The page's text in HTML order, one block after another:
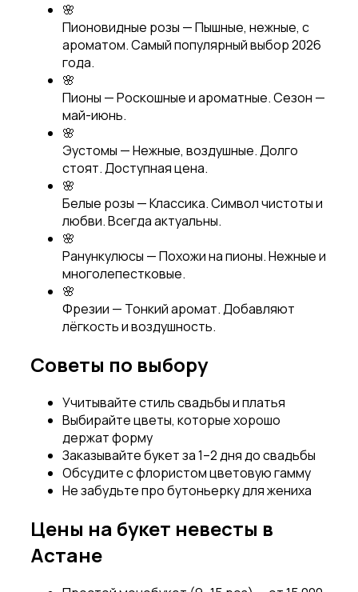
🌸
Пионовидные розы —Пышные, нежные, с
ароматом. Самый популярный выбор 2026
года.
🌸
Пионы —Роскошные и ароматные. Сезон —
май-июнь.
🌸
Эустомы —Нежные, воздушные. Долго
стоят. Доступная цена.
🌸
Белые розы —Классика. Символ чистоты и
любви. Всегда актуальны.
🌸
Ранункулюсы —Похожи на пионы. Нежные и
многолепестковые.
🌸
Фрезии — Тонкий аромат. Добавляют
лёгкость и воздушность.
Советы по выбору
Учитывайте стиль свадьбы и платья
Выбирайте цветы, которые хорошо
держат форму
Заказывайте букет за 1–2 дня до свадьбы
Обсудите с флористом цветовую гамму
Не забудьте про бутоньерку для жениха
Цены на букет невесты в
Астане